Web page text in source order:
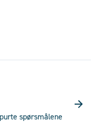
spørsmålene